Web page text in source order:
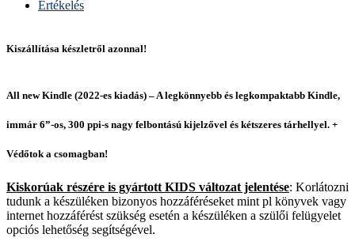
Értékelés
Kiszállítása készletről azonnal!
All new Kindle (2022-es kiadás) – A legkönnyebb és legkompaktabb Kindle,
immár 6”-os, 300 ppi-s nagy felbontású kijelzővel és kétszeres tárhellyel. +
Védőtok a csomagban!
Kiskorúak részére is gyártott KIDS változat jelentése: Korlátozni
tudunk a készüléken bizonyos hozzáféréseket mint pl könyvek vagy
internet hozzáférést szükség esetén a készüléken a szülői felügyelet
opciós lehetőség segítségével.